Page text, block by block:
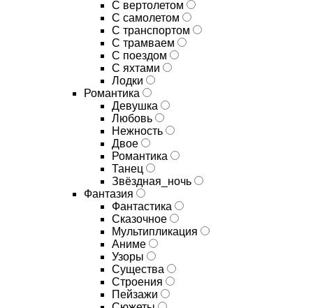
С вертолетом
С самолетом
С транспортом
С трамваем
С поездом
С яхтами
Лодки
Романтика
Девушка
Любовь
Нежность
Двое
Романтика
Танец
Звёздная_ночь
Фантазия
Фантастика
Сказочное
Мультипликация
Аниме
Узоры
Существа
Строения
Пейзажи